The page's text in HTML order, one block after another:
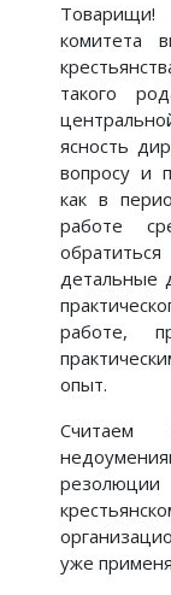
Товарищи!
комитета
такого
ясность
вопросу и
как в
работе
детальные
работе,
опыт.
Считаем
уже